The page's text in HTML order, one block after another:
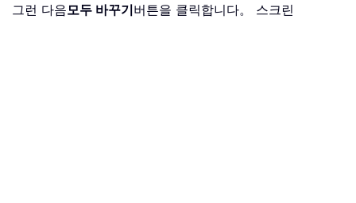
그런 다음모두 바꾸기버튼을 클릭합니다。 스크린